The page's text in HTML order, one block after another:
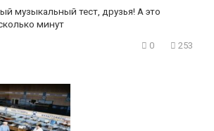
музыкальный тест, друзья! А это
минут
0 253